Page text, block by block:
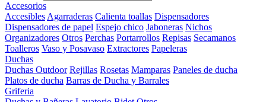
Accesorios
Accesibles Agarraderas Calienta toallas Dispensadores
Dispensadores de papel Espejo chico Jaboneras Nichos
Organizadores Otros Perchas Portarrollos Repisas Secamanos
Toalleros Vaso y Posavaso Extractores Papeleras
Duchas
Duchas Outdoor Rejillas Rosetas Mamparas Paneles de ducha
Platos de ducha Barras de Ducha y Barrales
Griferia